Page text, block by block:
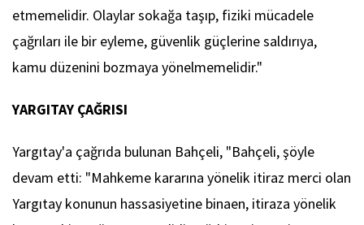
etmemelidir. Olaylar sokağa taşıp, fiziki mücadele
çağrıları ile bir eyleme, güvenlik güçlerine saldırıya,
kamu düzenini bozmaya yönelmemelidir."
YARGITAY ÇAĞRISI
Yargıtay'a çağrıda bulunan Bahçeli, "Bahçeli, şöyle
devam etti: "Mahkeme kararına yönelik itiraz merci olan
Yargıtay konunun hassasiyetine binaen, itiraza yönelik